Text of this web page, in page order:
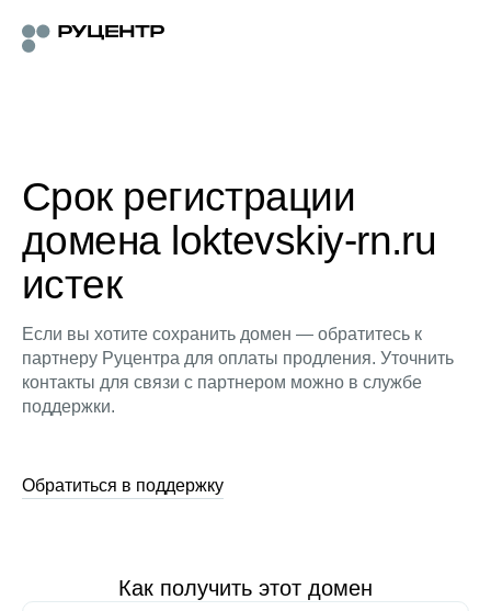
Срок регистрации
домена loktevskiy-rn.ru
истек
Если вы хотите сохранить домен — обратитесь к
партнеру Руцентра для оплаты продления. Уточнить
контакты для связи с партнером можно в службе
поддержки.
Обратиться в поддержку
Как получить этот домен